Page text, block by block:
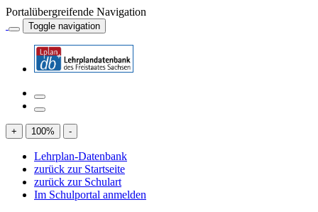
Portalübergreifende Navigation
Toggle navigation
+ 100% -
Lehrplan-Datenbank
zurück zur Startseite
zurück zur Schulart
Im Schulportal anmelden